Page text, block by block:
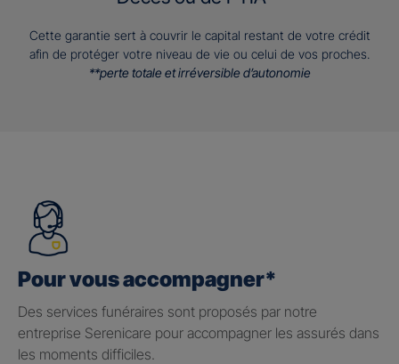
Cette garantie sert à couvrir le capital restant de votre crédit
afin de protéger votre niveau de vie ou celui de vos proches.
**perte totale et irréversible d’autonomie
Pour vous accompagner*
Des services funéraires sont proposés par notre
entreprise Serenicare pour accompagner les assurés dans
les moments difficiles.